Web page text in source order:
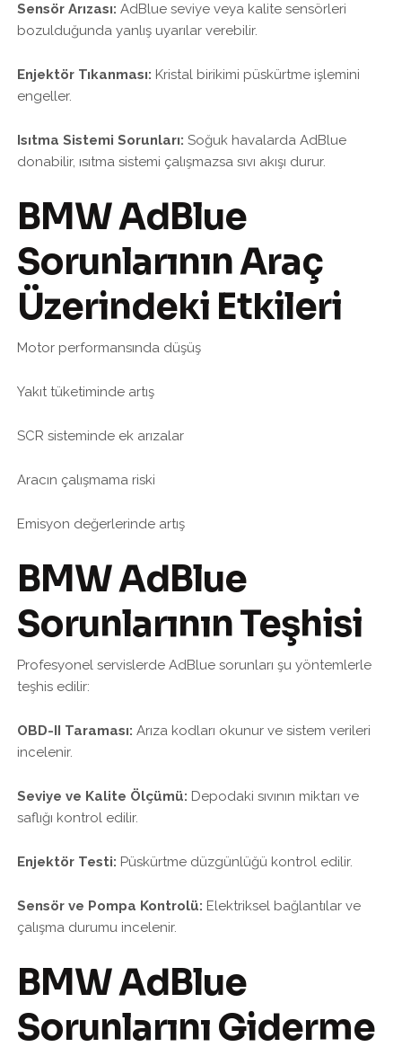
Sensör Arızası: AdBlue seviye veya kalite sensörleri
bozulduğunda yanlış uyarılar verebilir.
Enjektör Tıkanması: Kristal birikimi püskürtme işlemini
engeller.
Isıtma Sistemi Sorunları: Soğuk havalarda AdBlue
donabilir, ısıtma sistemi çalışmazsa sıvı akışı durur.
BMW AdBlue
Sorunlarının Araç
Üzerindeki Etkileri
Motor performansında düşüş
Yakıt tüketiminde artış
SCR sisteminde ek arızalar
Aracın çalışmama riski
Emisyon değerlerinde artış
BMW AdBlue
Sorunlarının Teşhisi
Profesyonel servislerde AdBlue sorunları şu yöntemlerle
teşhis edilir:
OBD-II Taraması: Arıza kodları okunur ve sistem verileri
incelenir.
Seviye ve Kalite Ölçümü: Depodaki sıvının miktarı ve
saflığı kontrol edilir.
Enjektör Testi: Püskürtme düzgünlüğü kontrol edilir.
Sensör ve Pompa Kontrolü: Elektriksel bağlantılar ve
çalışma durumu incelenir.
BMW AdBlue
Sorunlarını Giderme